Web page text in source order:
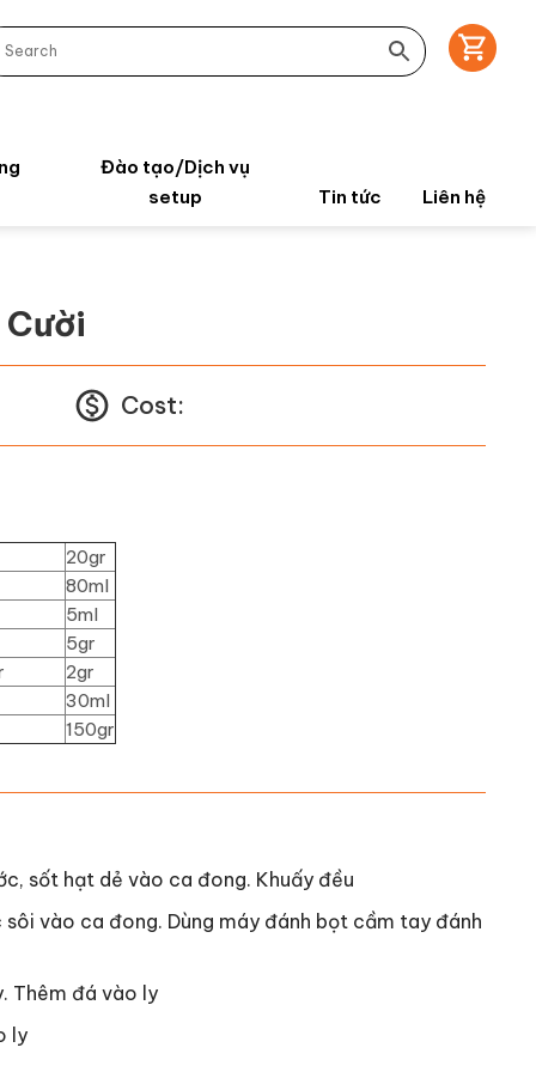
Đào tạo/Dịch vụ
setup
Tin tức Liên hệ
Cost:
20gr
80ml
5ml
5gr
2gr
30ml
150gr
sốt hạt dẻ vào ca đong. Khuấy đều
vào ca đong. Dùng máy đánh bọt cầm tay đánh
Thêm đá vào ly
ly